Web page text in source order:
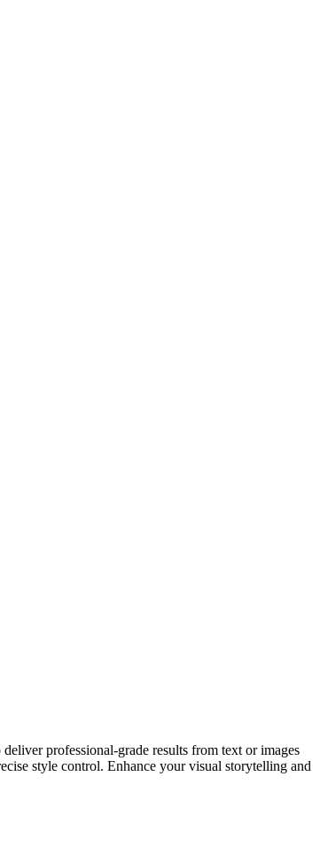
professional-grade results from text or images
style control. Enhance your visual storytelling and